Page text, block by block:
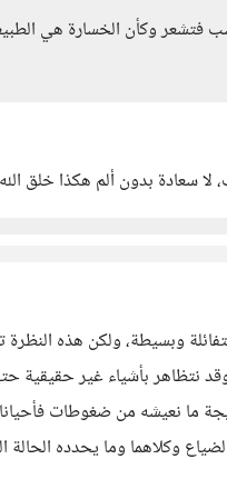
وكأن الخسارة هي
لا سعادة بدون ألم هكذا خلق
وبسيطة، ولكن هذه
وقد نتظاهر بأشياء غير
ما نعيشه من ضغوطات
وكلاهما وما يحدده